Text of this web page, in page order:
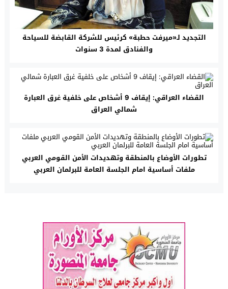
التجديد لـ«ميرفت حطبة» كرئيس للشركة القابضة للسياحة
والفنادق لمدة 3 سنوات
القضاء العراقي: إيقاف 9 أشخاص على خلفية غرق العبارة
شمالي العراق
تطورات الأوضاع بالمنطقة وتهديدات الأمن القومي العربي
ملفات أساسية امام الجلسة العامة للبرلمان العربي